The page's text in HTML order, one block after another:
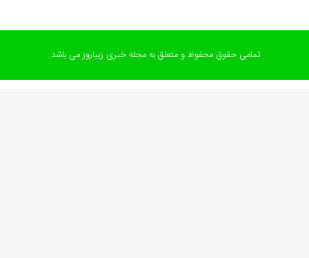
تمامی حقوق محفوظ و متعلق به مجله خبری زیباروز می باشد.